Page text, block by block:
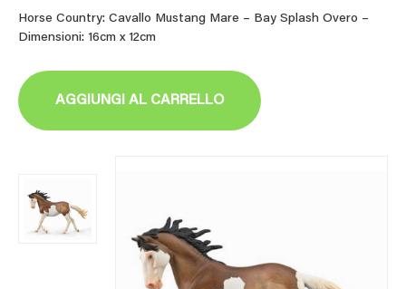
Horse Country: Cavallo Mustang Mare – Bay Splash Overo –
Dimensioni: 16cm x 12cm
AGGIUNGI AL CARRELLO